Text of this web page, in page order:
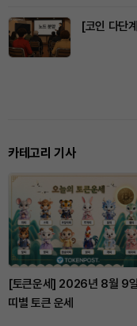
[코인 다단
카테고리 기사
[토큰운세] 2026년 8월 9일
띠별 토큰 운세